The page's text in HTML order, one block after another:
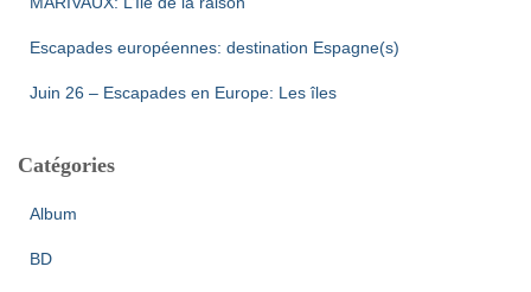
Escapades européennes: destination Espagne(s)
Juin 26 – Escapades en Europe: Les îles
Catégories
Album
BD